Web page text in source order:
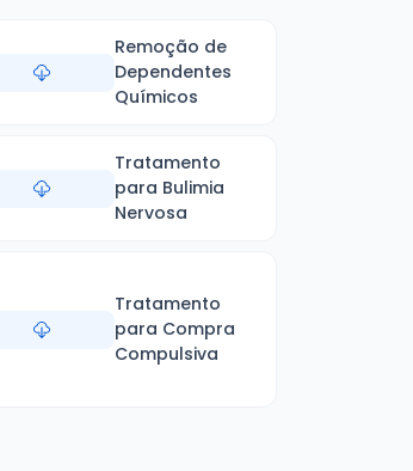
Remoção de
Dependentes
Químicos
Tratamento
para Bulimia
Nervosa
Tratamento
para Compra
Compulsiva